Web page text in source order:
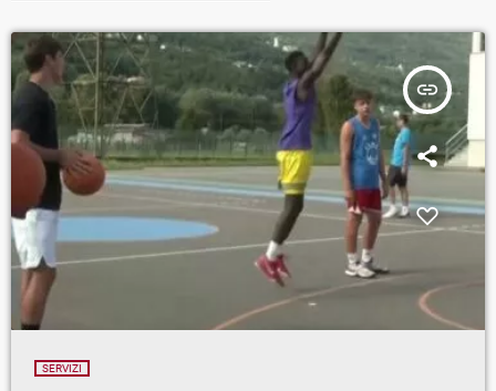
insert_link
SERVIZI